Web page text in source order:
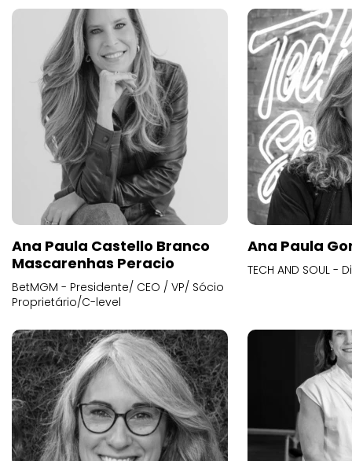
Ana Paula Castello Branco
Mascarenhas Peracio
BetMGM - Presidente/ CEO / VP/ Sócio
Proprietário/C-level
Ana Paula
TECH AND SOUL